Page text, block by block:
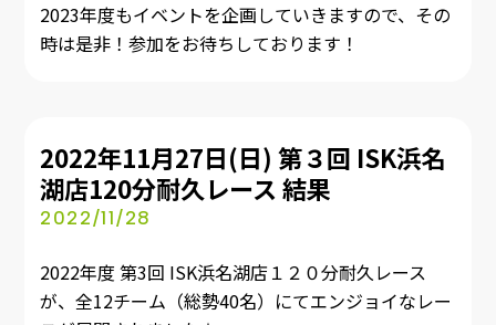
2023年度もイベントを企画していきますので、その
時は是非！参加をお待ちしております！
2022年11月27日(日) 第３回 ISK浜名
湖店120分耐久レース 結果
2022/11/28
2022年度 第3回 ISK浜名湖店１２０分耐久レース
が、全12チーム（総勢40名）にてエンジョイなレー